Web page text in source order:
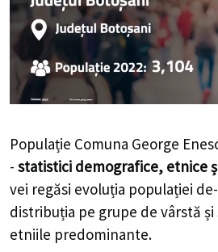
Populație Comuna George
- statistici demografice, etnice
vei regăsi evoluția populației
distribuția pe grupe de vârstă și
etniile predominante.